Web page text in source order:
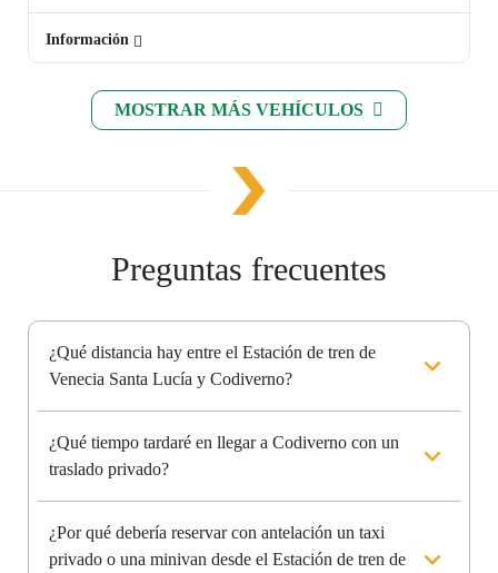
Información
MOSTRAR MÁS VEHÍCULOS
Preguntas frecuentes
¿Qué distancia hay entre el Estación de tren de
Venecia Santa Lucía y Codiverno?
¿Qué tiempo tardaré en llegar a Codiverno con un
traslado privado?
¿Por qué debería reservar con antelación un taxi
privado o una minivan desde el Estación de tren de